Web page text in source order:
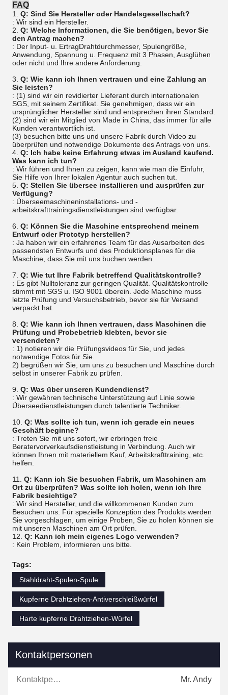
FAQ
1. Q: Sind Sie Hersteller oder Handelsgesellschaft?
: Wir sind ein Hersteller.
2. Q: Welche Informationen, die Sie benötigen, bevor Sie
den Antrag machen?
: Der Input- u. ErtragDrahtdurchmesser, Spulengröße,
Anwendung, Spannung u. Frequenz mit 3 Phasen, Ausglühen
oder nicht und Ihre andere Anforderung.
3. Q: Wie kann ich Ihnen vertrauen und eine Zahlung an
Sie leisten?
: (1) sind wir ein revidierter Lieferant durch internationalen
SGS, mit seinem Zertifikat. Sie genehmigen, dass wir ein
ursprünglicher Hersteller sind und entsprechen ihren Standard.
(2) sind wir ein Mitglied von Made in China, das immer für alle
Kunden verantwortlich ist.
(3) besuchen bitte uns und unsere Fabrik durch Video zu
überprüfen und notwendige Dokumente des Antrags von uns.
4. Q: Ich habe keine Erfahrung etwas im Ausland kaufend.
Was kann ich tun?
: Wir führen und Ihnen zu zeigen, kann wie man die Einfuhr,
Sie Hilfe von Ihrer lokalen Agentur auch suchen tut.
5. Q: Stellen Sie übersee installieren und ausprüfen zur
Verfügung?
: Überseemaschineninstallations- und -
arbeitskrafttrainingsdienstleistungen sind verfügbar.
6. Q: Können Sie die Maschine entsprechend meinem
Entwurf oder Prototyp herstellen?
: Ja haben wir ein erfahrenes Team für das Ausarbeiten des
passendsten Entwurfs und des Produktionsplanes für die
Maschine, dass Sie mit uns buchen werden.
7. Q: Wie tut Ihre Fabrik betreffend Qualitätskontrolle?
: Es gibt Nulltoleranz zur geringen Qualität. Qualitätskontrolle
stimmt mit SGS u. ISO 9001 überein. Jede Maschine muss
letzte Prüfung und Versuchsbetrieb, bevor sie für Versand
verpackt hat.
8. Q: Wie kann ich Ihnen vertrauen, dass Maschinen die
Prüfung und Probebetrieb klebten, bevor sie
versendeten?
: 1) notieren wir die Prüfungsvideos für Sie, und jedes
notwendige Fotos für Sie.
2) begrüßen wir Sie, um uns zu besuchen und Maschine durch
selbst in unserer Fabrik zu prüfen.
9. Q: Was über unseren Kundendienst?
: Wir gewähren technische Unterstützung auf Linie sowie
Überseedienstleistungen durch talentierte Techniker.
10. Q: Was sollte ich tun, wenn ich gerade ein neues
Geschäft beginne?
: Treten Sie mit uns sofort, wir erbringen freie
Beratervorverkaufsdienstleistung in Verbindung. Auch wir
können Ihnen mit materiellem Kauf, Arbeitskrafttraining, etc.
helfen.
11. Q: Kann ich Sie besuchen Fabrik, um Maschinen am
Ort zu überprüfen? Was sollte ich holen, wenn ich Ihre
Fabrik besichtige?
: Wir sind Hersteller, und die willkommenen Kunden zum
Besuchen uns. Für spezielle Konzeption des Produkts werden
Sie vorgeschlagen, um einige Proben, Sie zu holen können sie
mit unseren Maschinen am Ort prüfen.
12. Q: Kann ich mein eigenes Logo verwenden?
: Kein Problem, informieren uns bitte.
Tags:
Stahldraht-Spulen-Spule
Kupferne Drahtziehen-Antiverschleißwürfel
Harte kupferne Drahtziehen-Würfel
Kontaktpersonen
Kontaktpersonen: Mr. Andy